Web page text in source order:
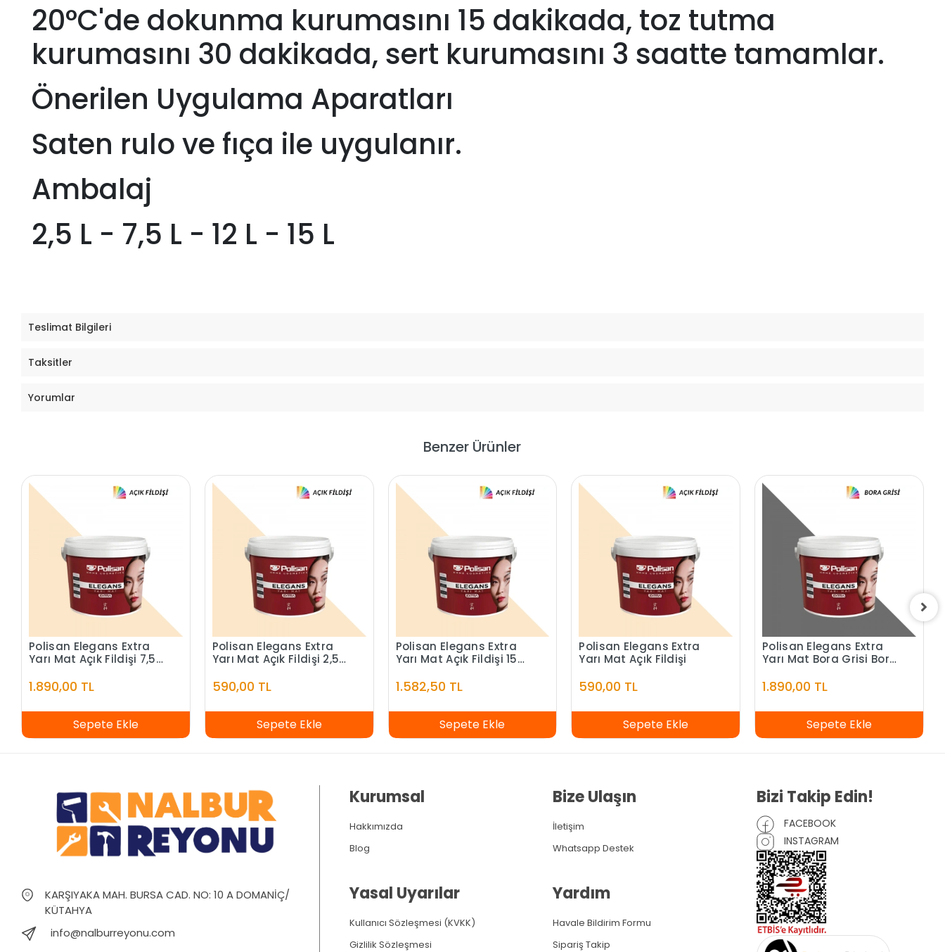
20°C'de dokunma kurumasını 15 dakikada, toz tutma
kurumasını 30 dakikada, sert kurumasını 3 saatte tamamlar.
Önerilen Uygulama Aparatları
Saten rulo ve fıça ile uygulanır.
Ambalaj
2,5 L - 7,5 L - 12 L - 15 L
Teslimat Bilgileri
Taksitler
Yorumlar
Benzer Ürünler
Polisan Elegans Extra
Yarı Mat Açık Fildişi 7,5
1.890,00 TL
Sepete Ekle
Polisan Elegans Extra
Yarı Mat Açık Fildişi 2,5
590,00 TL
Sepete Ekle
Polisan Elegans Extra
Yarı Mat Açık Fildişi 15
1.582,50 TL
Sepete Ekle
Polisan Elegans Extra
Yarı Mat Açık Fildişi
590,00 TL
Sepete Ekle
Polisan Elegans Extra
Yarı Mat Bora Grisi Bora
1.890,00 TL
Sepete Ekle
KARŞIYAKA MAH. BURSA CAD. NO: 10 A DOMANİÇ/
KÜTAHYA
info@nalburreyonu.com
Kurumsal
Hakkımızda
Blog
Yasal Uyarılar
Kullanıcı Sözleşmesi (KVKK)
Gizlilik Sözleşmesi
Bize Ulaşın
İletişim
Whatsapp Destek
Yardım
Havale Bildirim Formu
Sipariş Takip
Bizi Takip Edin!
FACEBOOK
INSTAGRAM